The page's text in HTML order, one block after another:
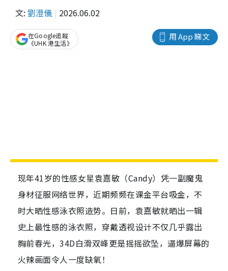
文: 劉澄儀 2026.06.02
用 App 睇文
在Google追蹤
《UHK 港生活》
现年41岁的性感女星袁嘉敏（Candy）凭一副魔鬼
身材征服网络世界，近期频频在课金平台吸金，不
时大晒性感泳衣照造势。日前，袁嘉敏就晒出一辑
史上最性感的泳衣照，穿戴透视设计不仅几乎露出
胸前春光，34D白滑双峰更是摇摇欲坠，逼爆屏幕的
火辣画面令人一度缺氧！